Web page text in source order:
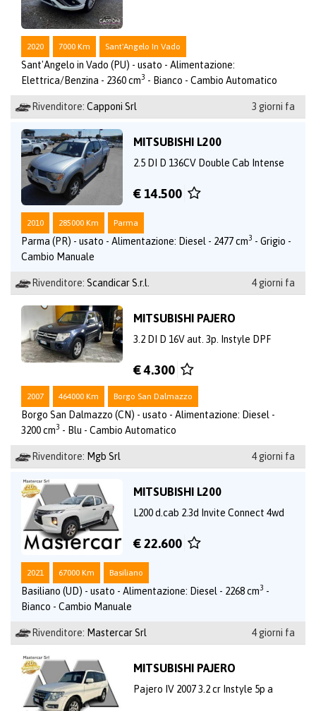
2020 7000 Km Sant'Angelo In Vado
Sant'Angelo in Vado (PU) - usato - Alimentazione:
Elettrica/Benzina - 2360 cm3 - Bianco - Cambio Automatico
Rivenditore: Capponi Srl 3 giorni fa
MITSUBISHI L200
2.5 DI D 136CV Double Cab Intense
€ 14.500
2010 285000 Km Parma
Parma (PR) - usato - Alimentazione: Diesel - 2477 cm3 - Grigio -
Cambio Manuale
Rivenditore: Scandicar S.r.l. 4 giorni fa
MITSUBISHI PAJERO
3.2 DI D 16V aut. 3p. Instyle DPF
€ 4.300
2007 464000 Km Borgo San Dalmazzo
Borgo San Dalmazzo (CN) - usato - Alimentazione: Diesel -
3200 cm3 - Blu - Cambio Automatico
Rivenditore: Mgb Srl 4 giorni fa
MITSUBISHI L200
L200 d.cab 2.3d Invite Connect 4wd
€ 22.600
2021 67000 Km Basiliano
Basiliano (UD) - usato - Alimentazione: Diesel - 2268 cm3 -
Bianco - Cambio Manuale
Rivenditore: Mastercar Srl 4 giorni fa
MITSUBISHI PAJERO
Pajero IV 2007 3.2 cr Instyle 5p a